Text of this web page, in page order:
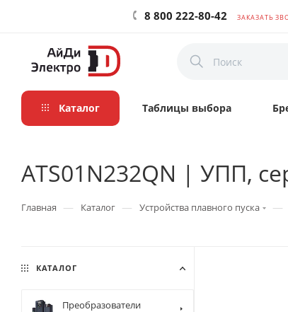
8 800 222-80-42 ЗАКАЗАТЬ
Каталог Таблицы выбора
ATS01N232QN | УПП,
Главная — Каталог — Устройства плавного пуска —
КАТАЛОГ
Преобразователи